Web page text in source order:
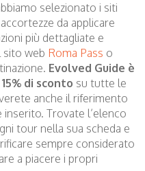
selezionato i siti
da applicare
più dettagliate e
sito web Roma Pass o
Evolved Guide è
di sconto su tutte le
anche il riferimento
Trovate l’elenco
tour nella sua scheda e
sempre considerato
a piacere i propri